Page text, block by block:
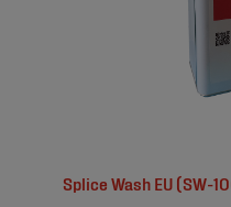
Splice Wash EU (SW-